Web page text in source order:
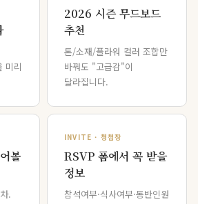
미리
2026 시즌 무드보드
추천
톤/소재/플라워 컬러 조합만
바꿔도 "고급감"이
달라집니다.
볼
.
INVITE · 청첩장
RSVP 폼에서 꼭 받을
정보
참석여부·식사여부·동반인원